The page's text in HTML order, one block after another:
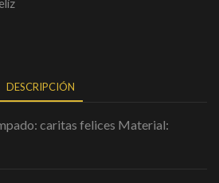
DESCRIPCIÓN
caritas felices Material: